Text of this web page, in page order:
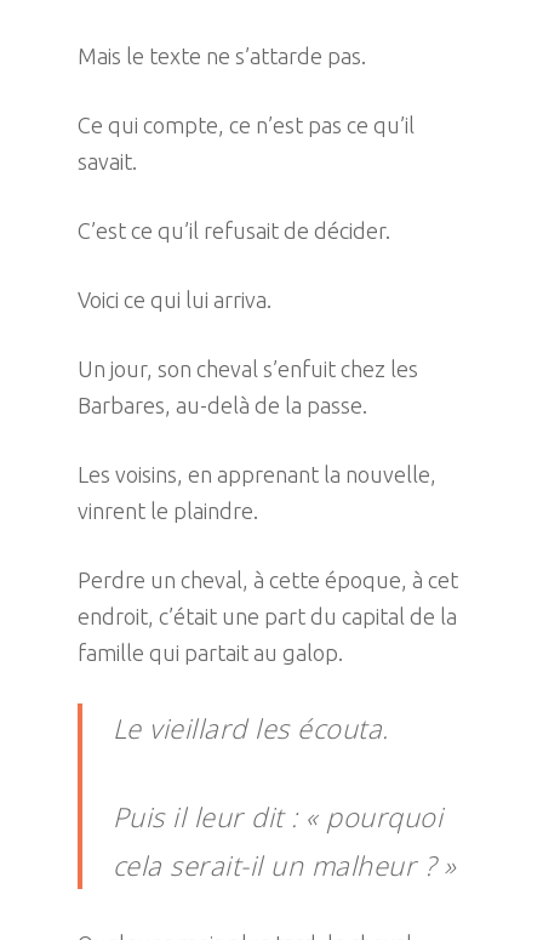
Mais le texte ne s’attarde pas.
Ce qui compte, ce n’est pas ce qu’il
savait.
C’est ce qu’il refusait de décider.
Voici ce qui lui arriva.
Un jour, son cheval s’enfuit chez les
Barbares, au-delà de la passe.
Les voisins, en apprenant la nouvelle,
vinrent le plaindre.
Perdre un cheval, à cette époque, à cet
endroit, c’était une part du capital de la
famille qui partait au galop.
Le vieillard les écouta.
Puis il leur dit : « pourquoi
cela serait-il un malheur ? »